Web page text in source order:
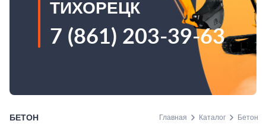
ТИХОРЕЦК
7 (861) 203-39-63
БЕТОН Главная Каталог Бетон